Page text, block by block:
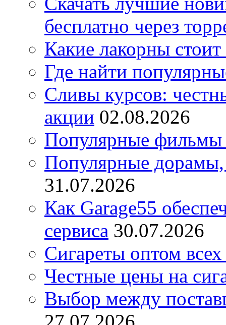
бесплатно через
Какие лакорны стоит
Где найти
Сливы курсов:
акции 02.08.2026
Популярные фильмы
Популярные дорамы,
31.07.2026
Как Garage55
сервиса 30.07.2026
Сигареты оптом
Честные цены на
Выбор между